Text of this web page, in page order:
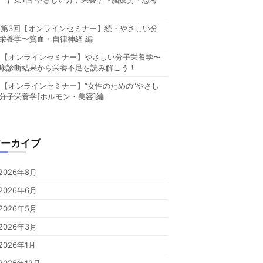
第3回【オンラインセミナー】続・やさしい分
養学〜貧血・自律神経 編
【オンラインセミナー】やさしい分子栄養学〜
診断結果から栄養不足を読み解こう！
【オンラインセミナー】”女性のための”やさし
子栄養学[ホルモン・美容]編
カイブ
年8月
年6月
年5月
年3月
年1月